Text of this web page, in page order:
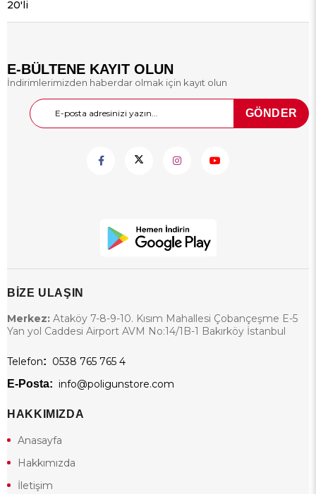
20'li
E-BÜLTENE KAYIT OLUN
İndirimlerimizden haberdar olmak için kayıt olun
GÖNDER
BİZE ULAŞIN
Merkez: Ataköy 7-8-9-10. Kısım Mahallesi Çobançeşme E-5
Yan yol Caddesi Airport AVM No:14/1B-1 Bakırköy İstanbul
Telefon: 0538 765 765 4
E-Posta: info@poligunstore.com
HAKKIMIZDA
Anasayfa
Hakkımızda
İletişim